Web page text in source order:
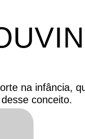
na infância,
conceito.